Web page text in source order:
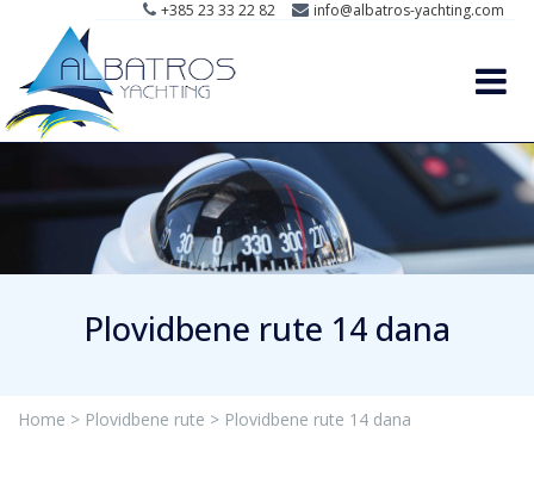
+385 23 33 22 82 info@albatros-yachting.com
Plovidbene rute 14 dana
Home > Plovidbene rute > Plovidbene rute 14 dana